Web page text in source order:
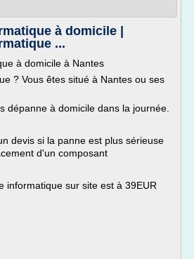
à domicile |
...
à domicile à Nantes
? Vous êtes situé à Nantes ou ses
dépanne à domicile dans la journée.
devis si la panne est plus sérieuse
d'un composant
informatique sur site est à 39EUR